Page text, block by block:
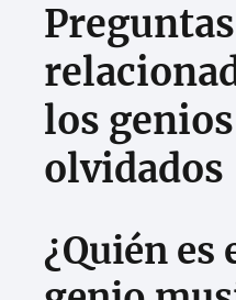
Preguntas
los
olvidados
¿Quién es